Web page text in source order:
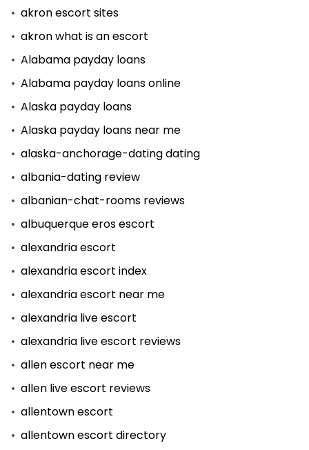
akron escort sites
akron what is an escort
Alabama payday loans
Alabama payday loans online
Alaska payday loans
Alaska payday loans near me
alaska-anchorage-dating dating
albania-dating review
albanian-chat-rooms reviews
albuquerque eros escort
alexandria escort
alexandria escort index
alexandria escort near me
alexandria live escort
alexandria live escort reviews
allen escort near me
allen live escort reviews
allentown escort
allentown escort directory